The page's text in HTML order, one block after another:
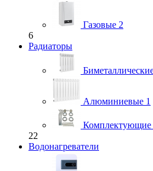
Газовые 2
6
Радиаторы
Алюминиевые 1
Комплектующие
22
Водонагреватели